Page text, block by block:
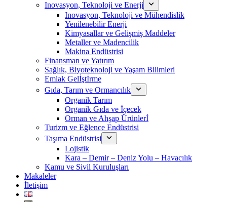
Inovasyon, Teknoloji ve Enerji
Inovasyon, Teknoloji ve Mühendislik
Yenilenebilir Enerji
Kimyasallar ve Gelişmiş Maddeler
Metaller ve Madencilik
Makina Endüstrisi
Finansman ve Yatırım
Sağlık, Biyoteknoloji ve Yaşam Bilimleri
Emlak Gelİştİrme
Gıda, Tarım ve Ormancılık
Organik Tarım
Organik Gıda ve İçecek
Orman ve Ahşap Ürünlerİ
Turizm ve Eğlence Endüstrisi
Taşıma Endüstrisi
Lojistik
Kara – Demir – Deniz Yolu – Havacılık
Kamu ve Sivil Kuruluşları
Makaleler
İletişim